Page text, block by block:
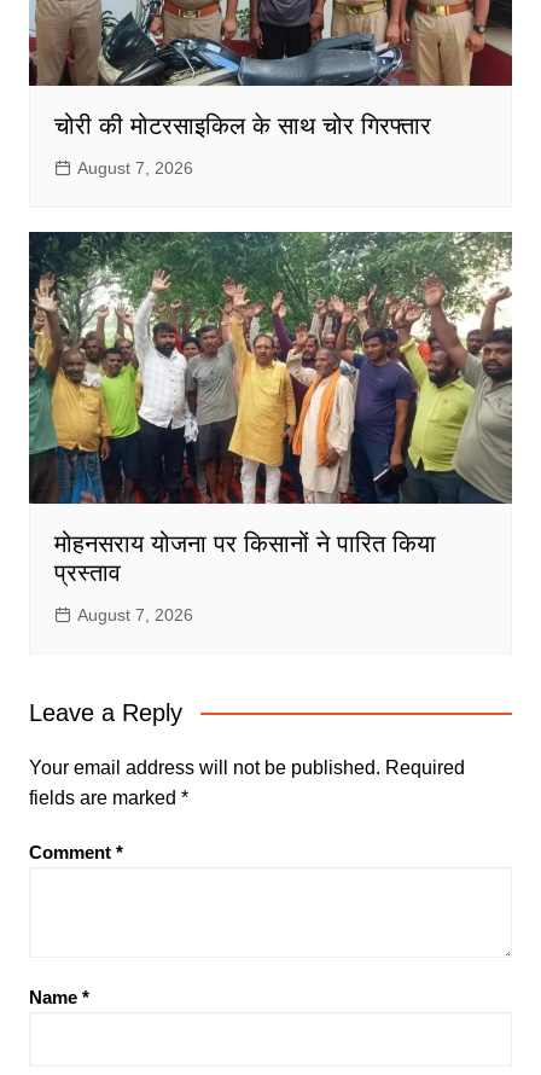
चोरी की मोटरसाइकिल के साथ चोर गिरफ्तार
August 7, 2026
मोहनसराय योजना पर किसानों ने पारित किया
प्रस्ताव
August 7, 2026
Leave a Reply
Your email address will not be published. Required
fields are marked *
Comment *
Name *